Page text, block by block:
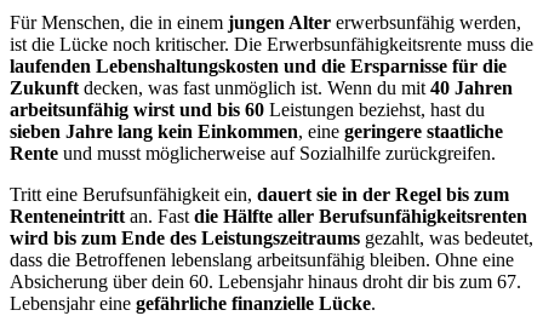
Für Menschen, die in einem jungen Alter erwerbsunfähig werden,
ist die Lücke noch kritischer. Die Erwerbsunfähigkeitsrente muss die
laufenden Lebenshaltungskosten und die Ersparnisse für die
Zukunft decken, was fast unmöglich ist. Wenn du mit 40 Jahren
arbeitsunfähig wirst und bis 60 Leistungen beziehst, hast du
sieben Jahre lang kein Einkommen, eine geringere staatliche
Rente und musst möglicherweise auf Sozialhilfe zurückgreifen.
Tritt eine Berufsunfähigkeit ein, dauert sie in der Regel bis zum
Renteneintritt an. Fast die Hälfte aller Berufsunfähigkeitsrenten
wird bis zum Ende des Leistungszeitraums gezahlt, was bedeutet,
dass die Betroffenen lebenslang arbeitsunfähig bleiben. Ohne eine
Absicherung über dein 60. Lebensjahr hinaus droht dir bis zum 67.
Lebensjahr eine gefährliche finanzielle Lücke.